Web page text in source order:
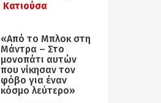
Κατιούσα
«Από το Μπλοκ στη
Μάντρα – Στο
μονοπάτι αυτών
που νίκησαν τον
φόβο για έναν
κόσμο λεύτερο»